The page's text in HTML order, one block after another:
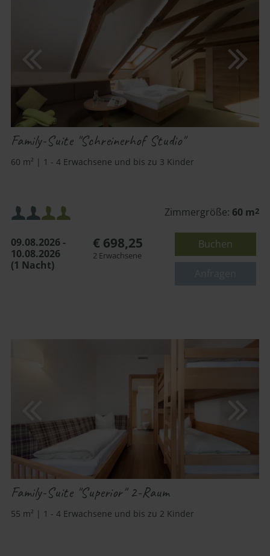
Family-Suite "Schreinerhof Studio"
60 m² | 1 - 4 Erwachsene und bis zu 3 Kinder
Mindestbelegung:
Maximalbelegung:
Zimmergröße: 60 m2
09.08.2026 -
10.08.2026
(1 Nacht)
€ 698,25
2 Erwachsene
Buchen
Family-Suite "Superior" 2-Raum
55 m² | 1 - 4 Erwachsene und bis zu 2 Kinder